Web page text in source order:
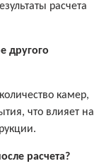
расчета
другого
камер,
что влияет на
расчета?